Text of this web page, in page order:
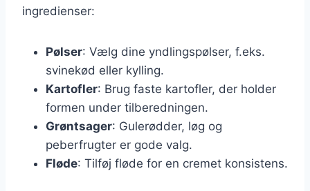
ingredienser:
Pølser: Vælg dine yndlingspølser, f.eks.
svinekød eller kylling.
Kartofler: Brug faste kartofler, der holder
formen under tilberedningen.
Grøntsager: Gulerødder, løg og
peberfrugter er gode valg.
Fløde: Tilføj fløde for en cremet konsistens.